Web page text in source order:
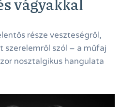
vágyakkal
része veszteségről,
szerelemről szól – a műfaj
nosztalgikus hangulata